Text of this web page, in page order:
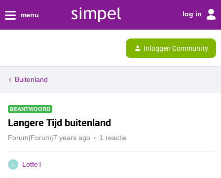
menu log in
Inloggen Community
Buitenland
BEANTWOORD
Langere Tijd buitenland
Forum|Forum|7 years ago 1 reactie
L LotteT